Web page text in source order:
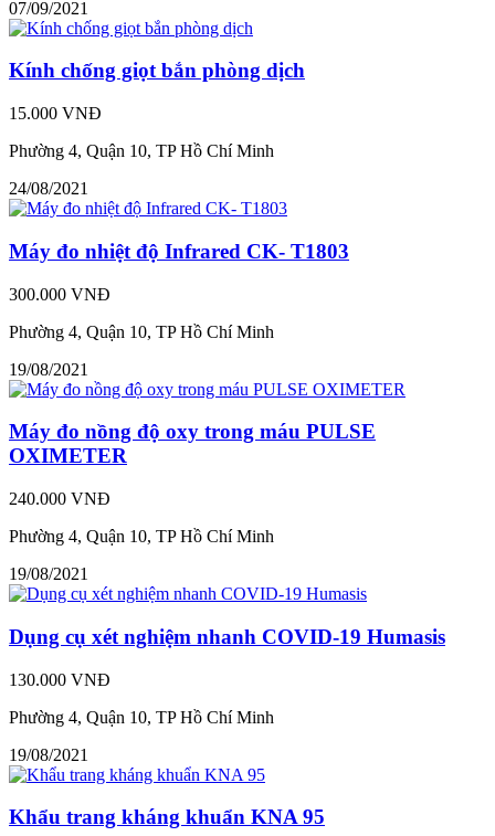
07/09/2021
Kính chống giọt bắn phòng dịch
15.000 VNĐ
Phường 4, Quận 10, TP Hồ Chí Minh
24/08/2021
Máy đo nhiệt độ Infrared CK- T1803
300.000 VNĐ
Phường 4, Quận 10, TP Hồ Chí Minh
19/08/2021
Máy đo nồng độ oxy trong máu PULSE
OXIMETER
240.000 VNĐ
Phường 4, Quận 10, TP Hồ Chí Minh
19/08/2021
Dụng cụ xét nghiệm nhanh COVID-19 Humasis
130.000 VNĐ
Phường 4, Quận 10, TP Hồ Chí Minh
19/08/2021
Khẩu trang kháng khuẩn KNA 95